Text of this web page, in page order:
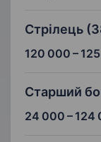
Стрілець
120 000 –
Старший
24 000 – 124